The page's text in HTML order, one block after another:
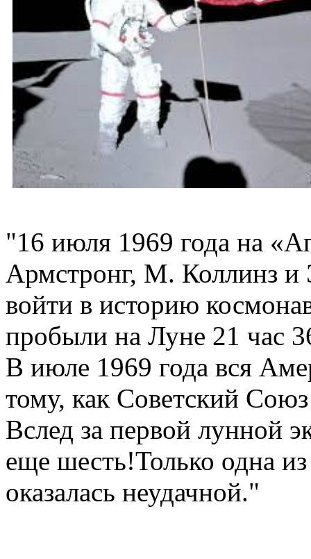
"16 июля 1969 года на
Армстронг, М. Коллинз и
войти в историю
пробыли на Луне 21 час
В июле 1969 года вся
тому, как Советский
Вслед за первой лунной
еще шесть!Только одна
оказалась неудачной."